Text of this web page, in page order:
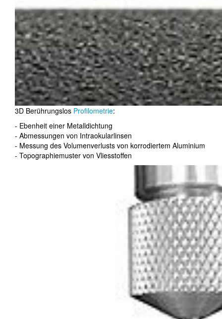
3D Berührungslos Profilometrie:
- Ebenheit einer Metalldichtung
- Abmessungen von Intraokularlinsen
- Messung des Volumenverlusts von korrodiertem Aluminium
- Topographiemuster von Vliesstoffen